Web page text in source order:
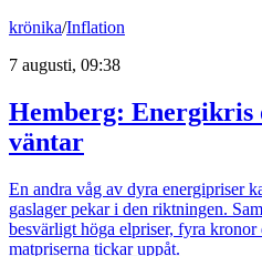
krönika/Inflation
7 augusti, 09:38
Hemberg: Energikris
väntar
En andra våg av dyra energipriser
gaslager pekar i den riktningen.
besvärligt höga elpriser, fyra kronor
matpriserna tickar uppåt.